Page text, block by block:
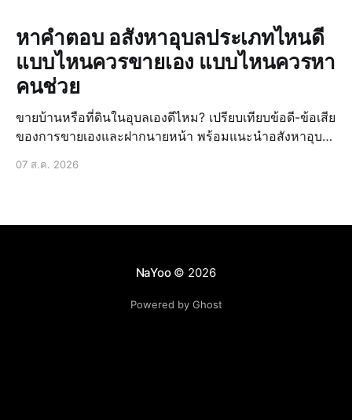
หาคำตอบ อสังหาอุบลประเภทไหนดี
แบบไหนควรขายเอง แบบไหนควรหา
คนช่วย
ขายบ้านหรือที่ดินในอุบลเองดีไหม? เปรียบเทียบข้อดี-ข้อเสีย
ของการขายเองและฝากนายหน้า พร้อมแนะนำอสังหาอุบล
07 ส.ค. 2026
NaYoo© 2026
Powered by Ghost